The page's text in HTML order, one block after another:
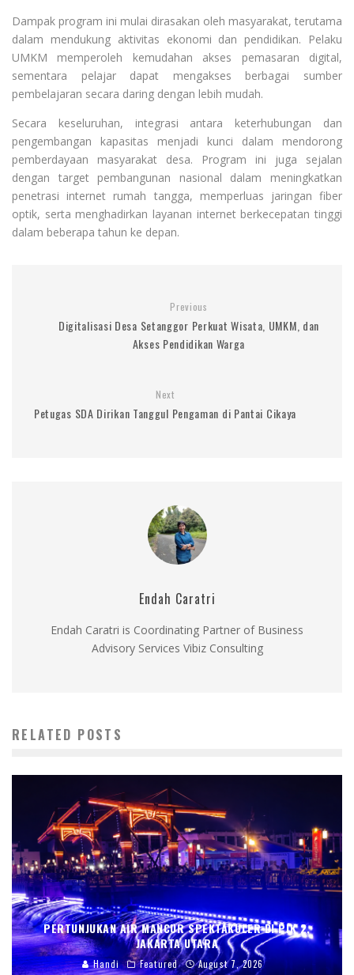
Dampak program ini mulai dirasakan oleh masyarakat, terutama
dalam mendukung aktivitas ekonomi dan pendidikan. Pelaku
UMKM memperoleh kemudahan akses pemasaran digital,
sementara pelajar dapat mengakses berbagai sumber
pembelajaran secara daring dengan lebih mudah.
Secara keseluruhan, integrasi antara keterhubungan dan
pengembangan kapasitas menjadi kunci dalam mendorong
pemberdayaan masyarakat desa. Program ini juga sejalan
dengan target pembangunan nasional dalam meningkatkan
penetrasi internet rumah tangga, memperluas jaringan fiber
optik, serta menghadirkan layanan internet berkecepatan tinggi
dalam beberapa tahun ke depan.
Previous
Digitalisasi Desa Setanggor Perkuat Wisata, UMKM, dan
Akses Pendidikan Warga
Next
Petugas SDA Dirikan Tanggul Pengaman di Pantai Cikaya
Endah Caratri
Endah Caratri is Coordinating Partner of Business
Advisory Services Vibiz Consulting
RELATED POSTS
PERTUNJUKAN AIR MANCUR SPEKTAKULER DI PIK 2,
JAKARTA UTARA
Handi Featured August 7, 2026